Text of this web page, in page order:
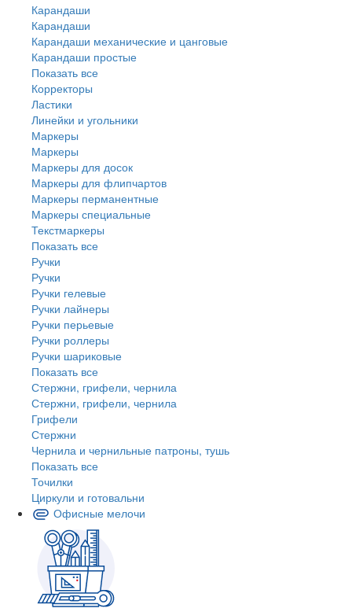
Карандаши
Карандаши
Карандаши механические и цанговые
Карандаши простые
Показать все
Корректоры
Ластики
Линейки и угольники
Маркеры
Маркеры
Маркеры для досок
Маркеры для флипчартов
Маркеры перманентные
Маркеры специальные
Текстмаркеры
Показать все
Ручки
Ручки
Ручки гелевые
Ручки лайнеры
Ручки перьевые
Ручки роллеры
Ручки шариковые
Показать все
Стержни, грифели, чернила
Стержни, грифели, чернила
Грифели
Стержни
Чернила и чернильные патроны, тушь
Показать все
Точилки
Циркули и готовальни
Офисные мелочи